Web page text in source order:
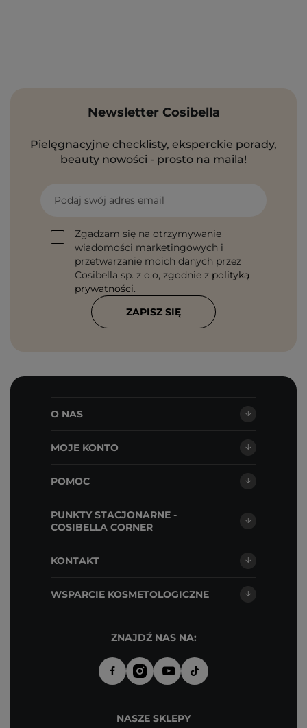
Newsletter Cosibella
Pielęgnacyjne checklisty, eksperckie porady,
beauty nowości - prosto na maila!
Podaj swój adres email
Zgadzam się na otrzymywanie
wiadomości marketingowych i
przetwarzanie moich danych przez
Cosibella sp. z o.o, zgodnie z polityką
prywatności.
ZAPISZ SIĘ
O NAS
MOJE KONTO
POMOC
PUNKTY STACJONARNE -
COSIBELLA CORNER
KONTAKT
WSPARCIE KOSMETOLOGICZNE
ZNAJDŹ NAS NA:
NASZE SKLEPY